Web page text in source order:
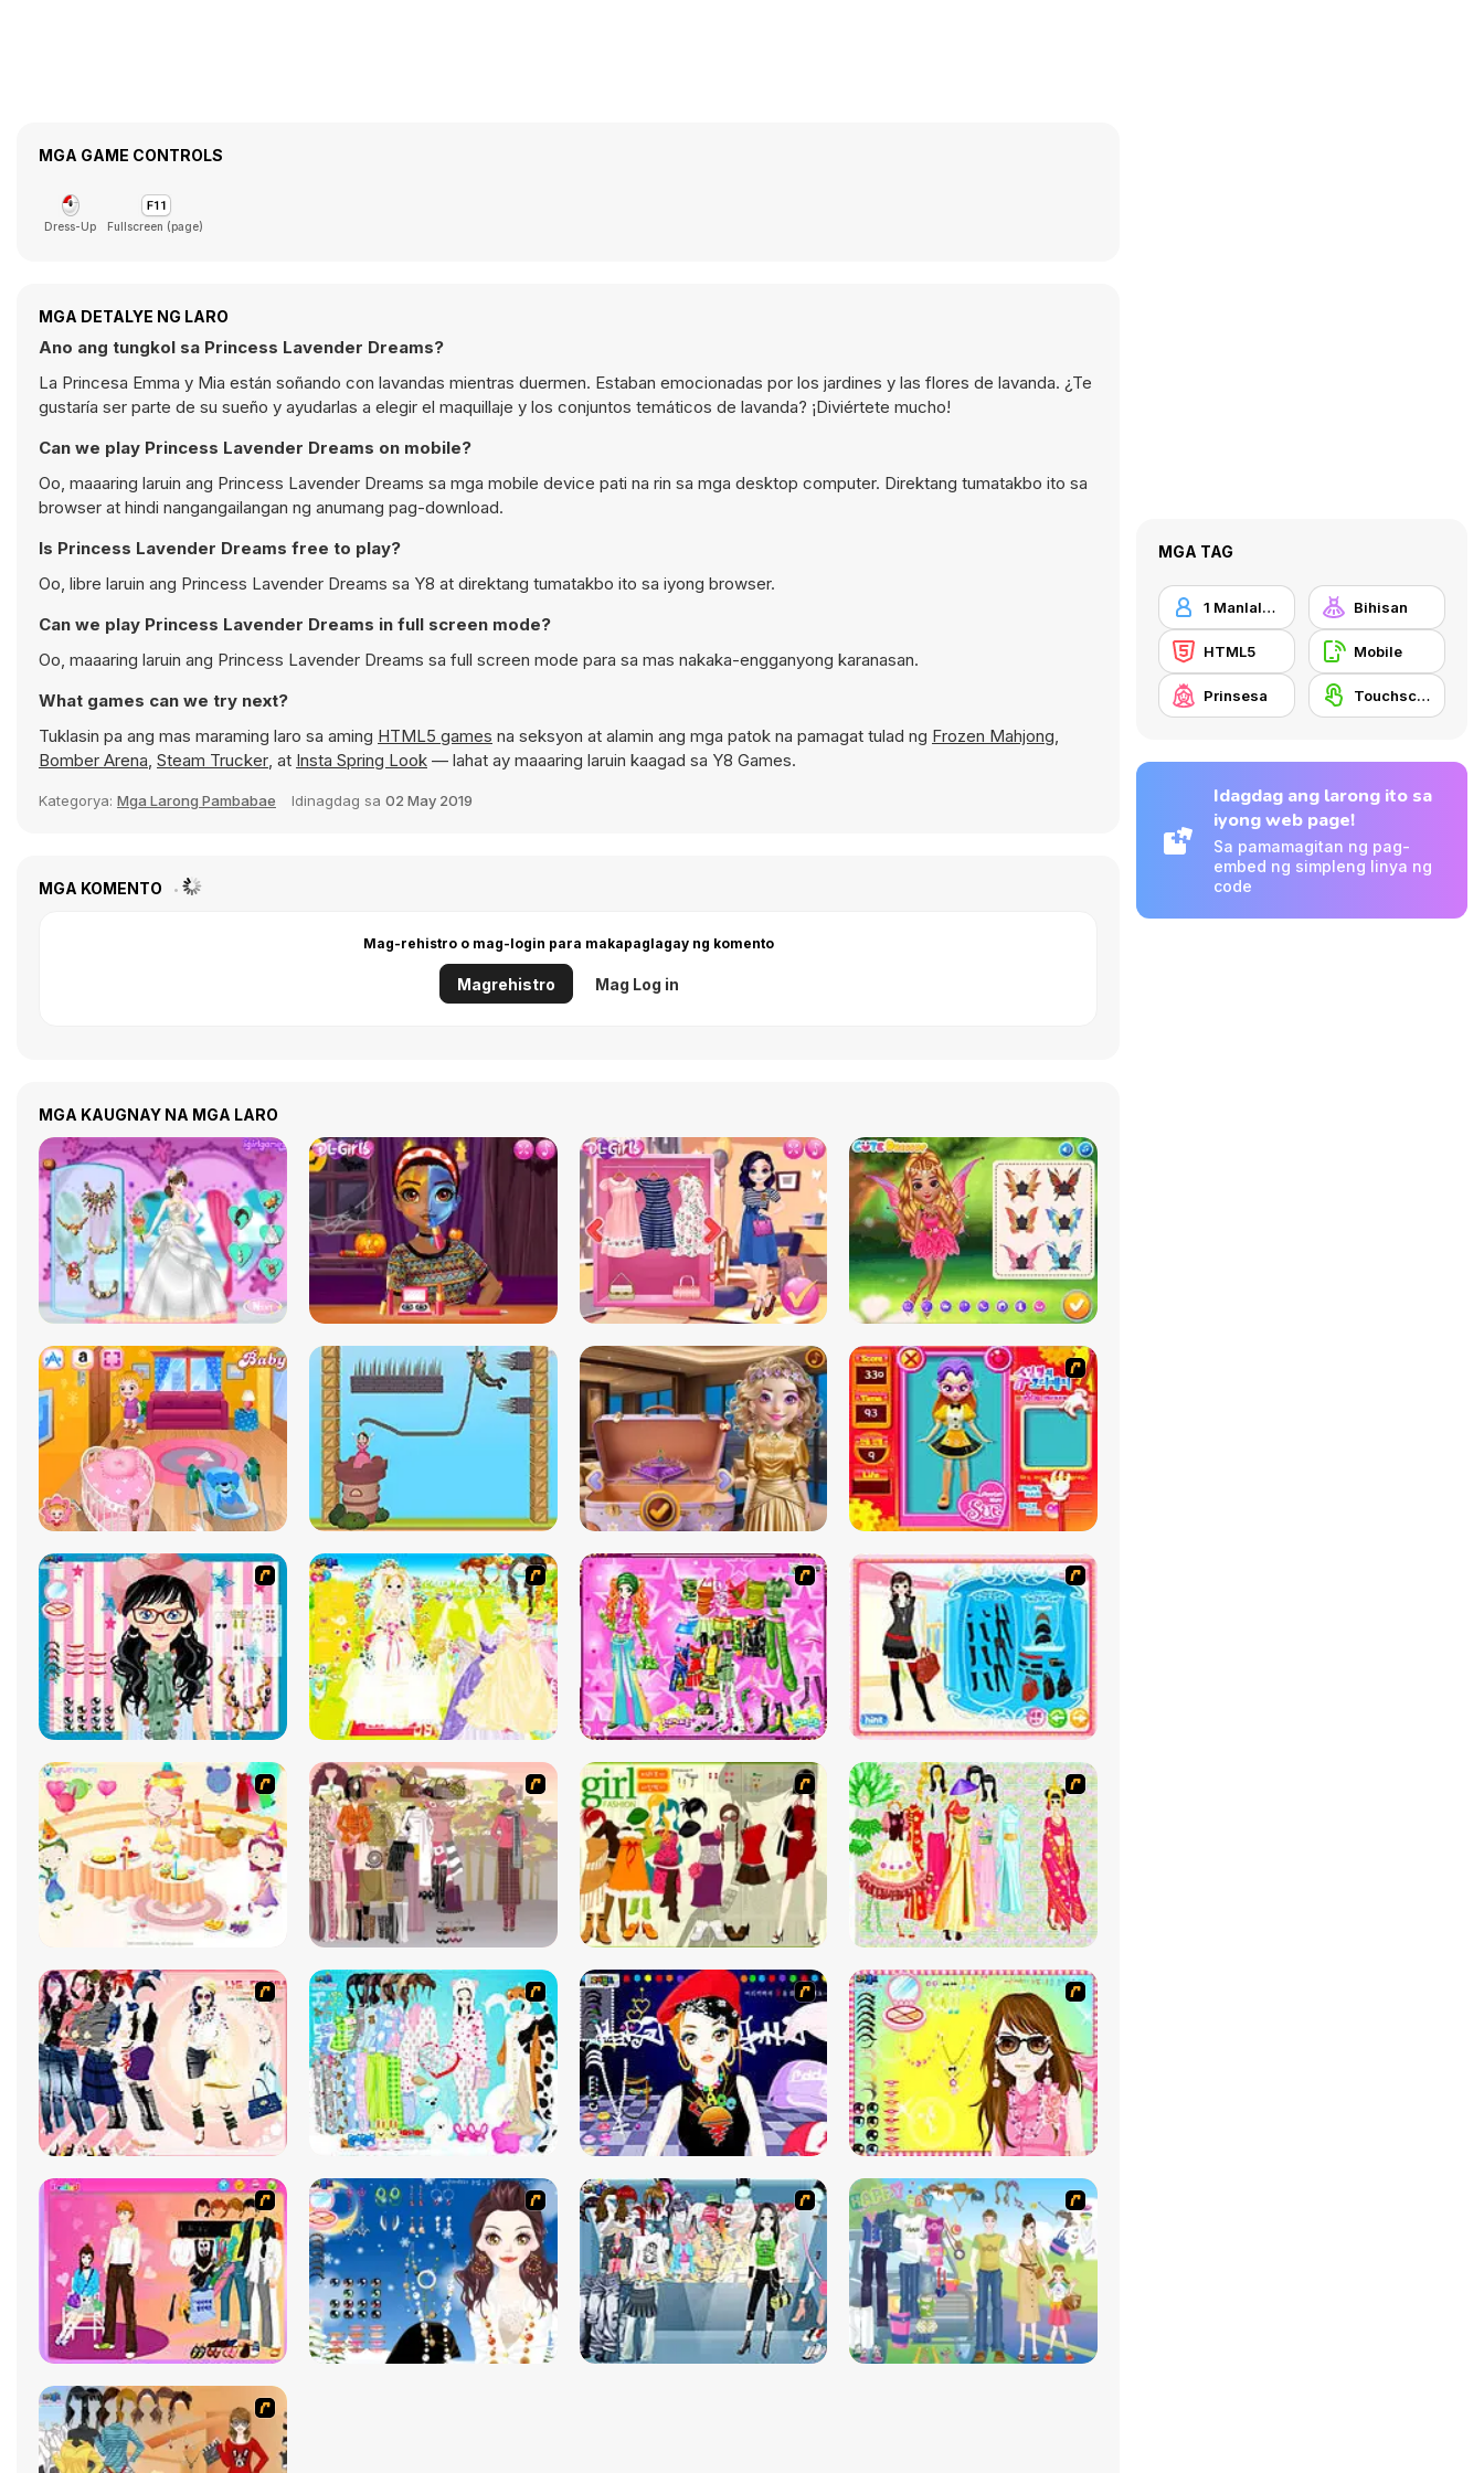
MGA GAME CONTROLS
Dress-Up Fullscreen (page)
MGA DETALYE NG LARO
Ano ang tungkol sa Princess Lavender Dreams?
La Princesa Emma y Mia están soñando con lavandas mientras duermen. Estaban emocionadas por los jardines y las flores de lavanda. ¿Te
gustaría ser parte de su sueño y ayudarlas a elegir el maquillaje y los conjuntos temáticos de lavanda? ¡Diviértete mucho!
Can we play Princess Lavender Dreams on mobile?
Oo, maaaring laruin ang Princess Lavender Dreams sa mga mobile device pati na rin sa mga desktop computer. Direktang tumatakbo ito sa
browser at hindi nangangailangan ng anumang pag-download.
Is Princess Lavender Dreams free to play?
Oo, libre laruin ang Princess Lavender Dreams sa Y8 at direktang tumatakbo ito sa iyong browser.
Can we play Princess Lavender Dreams in full screen mode?
Oo, maaaring laruin ang Princess Lavender Dreams sa full screen mode para sa mas nakaka-engganyong karanasan.
What games can we try next?
Tuklasin pa ang mas maraming laro sa aming HTML5 games na seksyon at alamin ang mga patok na pamagat tulad ng Frozen Mahjong,
Bomber Arena, Steam Trucker, at Insta Spring Look — lahat ay maaaring laruin kaagad sa Y8 Games.
Kategorya: Mga Larong Pambabae Idinagdag sa 02 May 2019
MGA KOMENTO
Mag-rehistro o mag-login para makapaglagay ng komento
Magrehistro Mag Log in
MGA KAUGNAY NA MGA LARO
MGA TAG
1 Manlalaro Bihisan
HTML5 Mobile
Prinsesa Touchscreen
Idagdag ang larong ito sa
iyong web page!
Sa pamamagitan ng pag-
embed ng simpleng linya ng
code